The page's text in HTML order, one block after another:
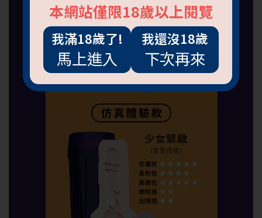
本網站僅限18歲以上閱覽
我滿18歲了!
馬上進入
我還沒18歲
下次再來
抱歉!必須年滿18歲
才能閱覽OGC網站